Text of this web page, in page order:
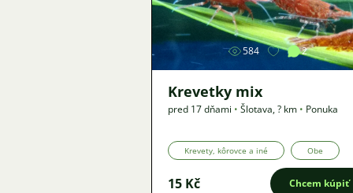
584 2
Krevetky mix
pred 17 dňami • Šlotava,? km • Ponuka
Krevety, kôrovce a iné Obe
15 Kč Chcem kúpiť